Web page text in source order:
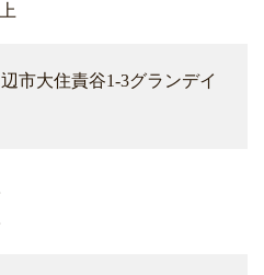
市大住責谷1-3グランデイ